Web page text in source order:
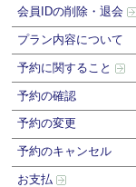
会員IDの削除・退会
プラン内容について
予約に関すること
予約の確認
予約の変更
予約のキャンセル
お支払